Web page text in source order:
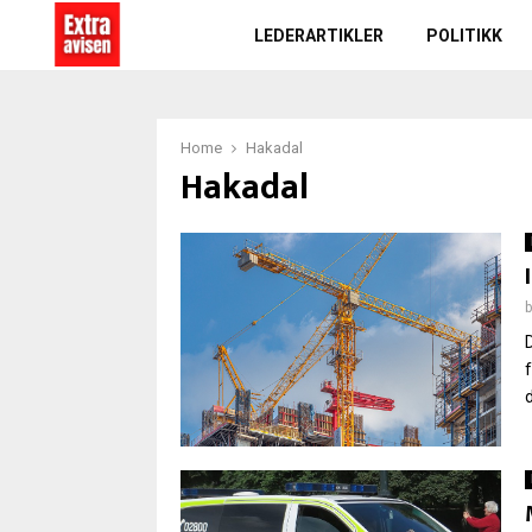
LEDERARTIKLER POLITIKK
Home Hakadal
Hakadal